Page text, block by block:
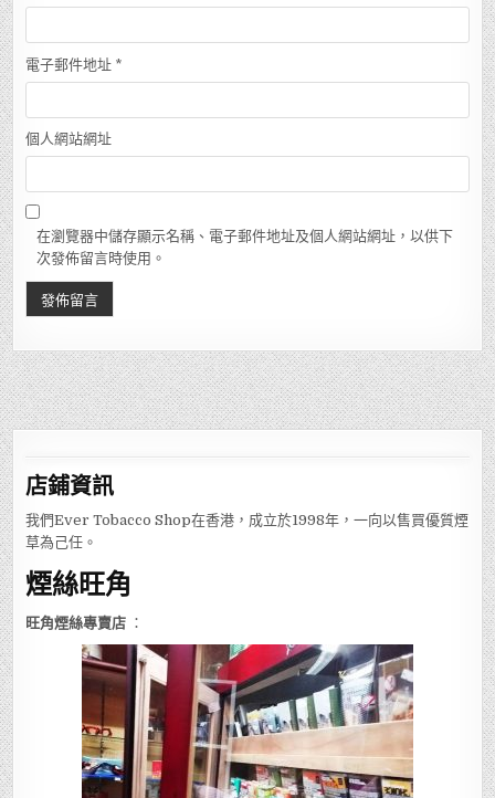
電子郵件地址 *
個人網站網址
在瀏覽器中儲存顯示名稱、電子郵件地址及個人網站網址，以供下
次發佈留言時使用。
店鋪資訊
我們Ever Tobacco Shop在香港，成立於1998年，一向以售買優質煙
草為己任。
煙絲旺角
旺角煙絲專賣店 ：